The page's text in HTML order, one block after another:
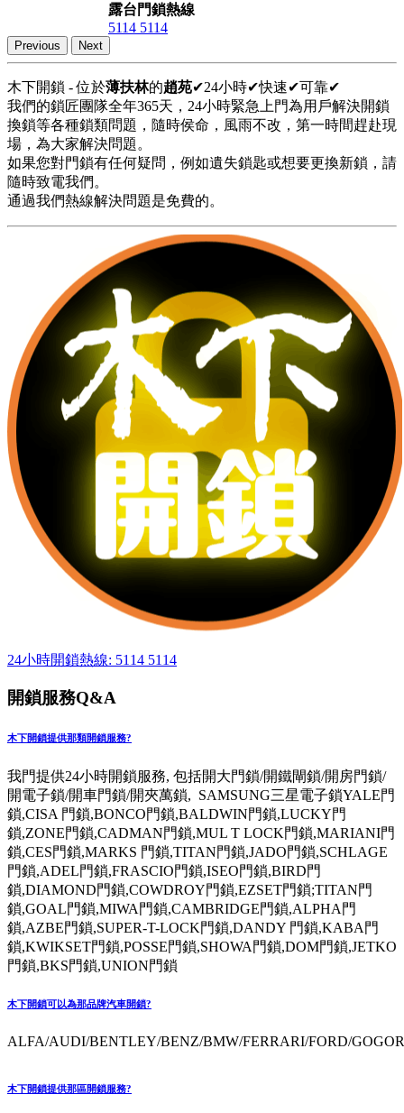
露台門鎖熱線
5114 5114
Previous Next
木下開鎖 - 位於薄扶林的趙苑✔24小時✔快速✔可靠✔
我們的鎖匠團隊全年365天，24小時緊急上門為用戶解決開鎖
換鎖等各種鎖類問題，隨時侯命，風雨不改，第一時間趕赴現
場，為大家解決問題。
如果您對門鎖有任何疑問，例如遺失鎖匙或想要更換新鎖，請
隨時致電我們。
通過我們熱線解決問題是免費的。
24小時開鎖熱線: 5114 5114
開鎖服務Q&A
木下開鎖提供那類開鎖服務?
我門提供24小時開鎖服務, 包括開大門鎖/開鐵閘鎖/開房門鎖/
開電子鎖/開車門鎖/開夾萬鎖, SAMSUNG三星電子鎖YALE門
鎖,CISA 門鎖,BONCO門鎖,BALDWIN門鎖,LUCKY門
鎖,ZONE門鎖,CADMAN門鎖,MUL T LOCK門鎖,MARIANI門
鎖,CES門鎖,MARKS 門鎖,TITAN門鎖,JADO門鎖,SCHLAGE
門鎖,ADEL門鎖,FRASCIO門鎖,ISEO門鎖,BIRD門
鎖,DIAMOND門鎖,COWDROY門鎖,EZSET門鎖;TITAN門
鎖,GOAL門鎖,MIWA門鎖,CAMBRIDGE門鎖,ALPHA門
鎖,AZBE門鎖,SUPER-T-LOCK門鎖,DANDY 門鎖,KABA門
鎖,KWIKSET門鎖,POSSE門鎖,SHOWA門鎖,DOM門鎖,JETKO
門鎖,BKS門鎖,UNION門鎖
木下開鎖可以為那品牌汽車開鎖?
ALFA/AUDI/BENTLEY/BENZ/BMW/FERRARI/FORD/
木下開鎖提供那區開鎖服務?